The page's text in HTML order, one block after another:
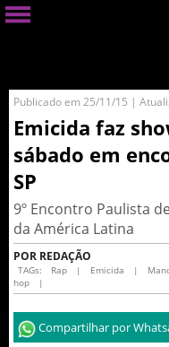
Publicado em 25/11/15 |
Emicida faz
sábado em
SP
9º Encontro Paulista
da América Latina
POR REDAÇÃO
TAGs: Rap | Emicida |
hop
|
Compartilhar por